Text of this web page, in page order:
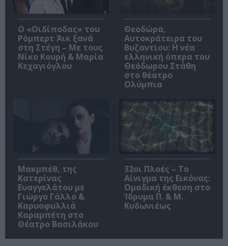
O «Οιδίποδας» του
Ρόμπερτ Άικ ξανά
στη Στέγη – Με τους
Νίκο Κουρή & Μαρία
Κεχαγιόγλου
Θεοδώρα,
Αυτοκράτειρα του
Βυζαντίου: Η νέα
ελληνική όπερα του
Θεόδωρου Στάθη
στο θέατρο
Ολύμπια
Μακμπέθ, της
Κατερίνας
Ευαγγελάτου με
Γιώργο Γάλλο &
Καρυοφυλλιά
Καραμπέτη στο
Θέατρο Βασιλάκου
32οι Πλοές – Το
Αίνιγμα της Εικόνας:
Ομαδική έκθεση στο
Ίδρυμα Π. & Μ.
Κυδωνιέως